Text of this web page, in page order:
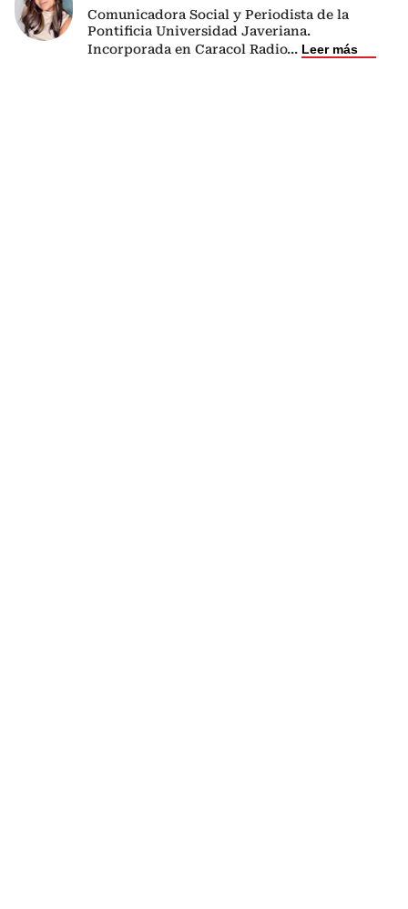
Comunicadora Social y Periodista de la
Pontificia Universidad Javeriana.
Incorporada en Caracol Radio... Leer más